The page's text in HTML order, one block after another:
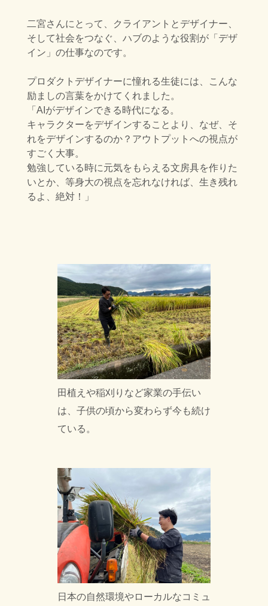
二宮さんにとって、クライアントとデザイナー、
そして社会をつなぐ、 ハブのような役割が「デザ
イン」の仕事なのです。
プロダクトデザイナーに憧れる生徒には、こんな
励ましの言葉をかけてくれました。
「AIがデザインできる時代になる。
キャラクターをデザインすることより、 なぜ、そ
れをデザインするのか？アウトプットへの視点が
すごく大事。
勉強している時に元気をもらえる文房具を作りた
いとか、等身大の視点を忘れなければ、生き残れ
るよ、絶対！」
田植えや稲刈りなど家業の手伝い
は、子供の頃から変わらず今も続け
ている。
日本の自然環境やローカルなコミュ